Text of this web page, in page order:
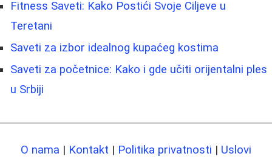
Fitness Saveti: Kako Postići Svoje Ciljeve u
Teretani
Saveti za izbor idealnog kupaćeg kostima
Saveti za početnice: Kako i gde učiti orijentalni ples
u Srbiji
O nama | Kontakt | Politika privatnosti | Uslovi